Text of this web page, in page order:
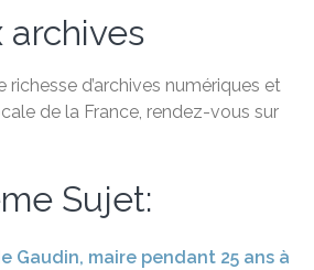
archives
richesse d’archives numériques et
de la France, rendez-vous sur
Sujet:
Gaudin, maire pendant 25 ans à